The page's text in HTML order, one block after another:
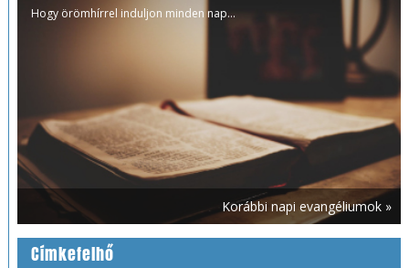
Hogy örömhírrel induljon minden nap...
Korábbi napi evangéliumok »
Címkefelhő